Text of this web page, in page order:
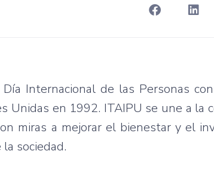
Internacional de las Personas con
Unidas en 1992. ITAIPU se une a la
miras a mejorar el bienestar y el
sociedad.